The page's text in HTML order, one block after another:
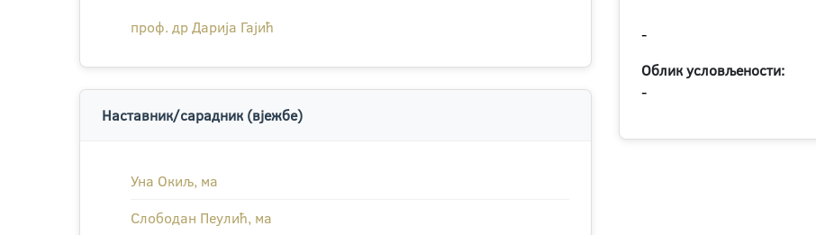
проф. др Дарија Гајић
Наставник/сарадник (вјежбе)
Уна Окиљ, ма
Слободан Пеулић, ма
-
Облик условљености:
-